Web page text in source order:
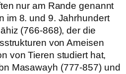
nur am Rande genannt
im 8. und 9. Jahrhundert
(766-868), der die
von Ameisen
von Tieren studiert hat,
Masawayh (777-857) und